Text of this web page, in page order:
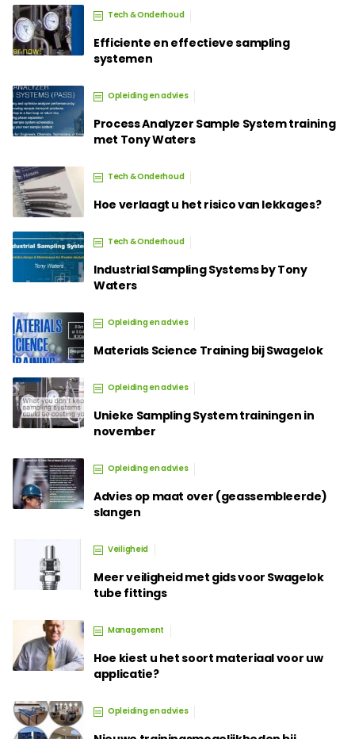
Tech & Onderhoud
Efficiente en effectieve sampling
systemen
Opleiding en advies
Process Analyzer Sample System training
met Tony Waters
Tech & Onderhoud
Hoe verlaagt u het risico van lekkages?
Tech & Onderhoud
Industrial Sampling Systems by Tony
Waters
Opleiding en advies
Materials Science Training bij Swagelok
Opleiding en advies
Unieke Sampling System trainingen in
november
Opleiding en advies
Advies op maat over (geassembleerde)
slangen
Veiligheid
Meer veiligheid met gids voor Swagelok
tube fittings
Management
Hoe kiest u het soort materiaal voor uw
applicatie?
Opleiding en advies